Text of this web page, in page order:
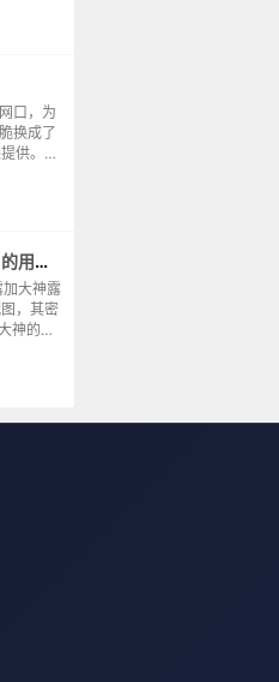
口，为
换成了
供。用
信号
emcc版玩客云游戏固件ssh连接用的用户名与密码
大神露
，其密
神的压
录。